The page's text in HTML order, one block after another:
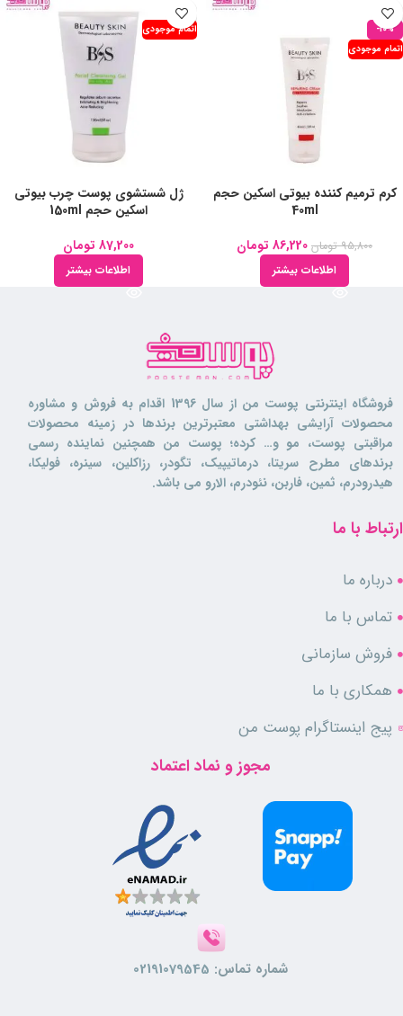
-10%
اتمام موجودی
کرم ترمیم کننده بیوتی اسکین حجم
40ml
95,800 تومان 86,220 تومان
اطلاعات بیشتر
اتمام موجودی
ژل شستشوی پوست چرب بیوتی
اسکین حجم 150ml
87,200 تومان
اطلاعات بیشتر
فروشگاه اینترنتی پوست من از سال 1396 اقدام به فروش و مشاوره
محصولات آرایشی بهداشتی معتبرترین برندها در زمینه محصولات
مراقبتی پوست، مو و… کرده؛ پوست من همچنین نماینده رسمی
برندهای مطرح سریتا، درماتیپیک، تگودر، رزاکلین، سینره، فولیکا،
هیدرودرم، ثمین، فاربن، نئودرم، الارو می باشد.
ارتباط با ما
درباره ما
تماس با ما
فروش سازمانی
همکاری با ما
پیج اینستاگرام پوست من
مجوز و نماد اعتماد
شماره تماس: 02191079545